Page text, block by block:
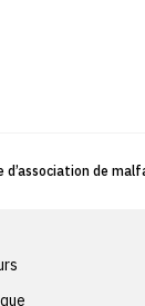
d’association de